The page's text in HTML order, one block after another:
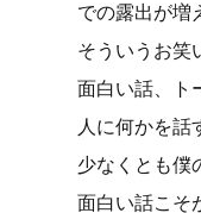
での露出が増
そういうお笑
面白い話、ト
人に何かを話
少なくとも僕
面白い話こそ